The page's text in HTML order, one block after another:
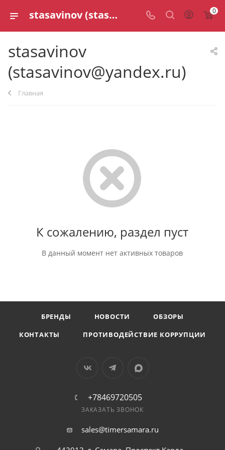
stasavinov (stasavinov@yandex.ru) 0
stasavinov
(stasavinov@yandex.ru)
Главная
К сожалению, раздел пуст
В данный момент нет активных товаров
БРЕНДЫ НОВОСТИ
ОБЗОРЫ
КОНТАКТЫ
ПРОТИВОДЕЙСТВИЕ КОРРУПЦИИ
+78469720505
ЗАКАЗАТЬ ЗВОНОК
sales@timersamara.ru